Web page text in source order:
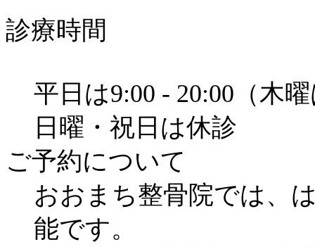
診療時間
平日は9:00 - 20:00（木
日曜・祝日は休診
ご予約について
おおまち整骨院では、
能です。